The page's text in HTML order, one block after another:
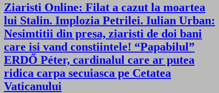
Ziaristi Online: Filat a cazut la moartea
lui Stalin. Implozia Petrilei. Iulian Urban:
Nesimtitii din presa, ziaristi de doi bani
care isi vand constiintele! “Papabilul”
ERDŐ Péter, cardinalul care ar putea
ridica carpa secuiasca pe Cetatea
Vaticanului